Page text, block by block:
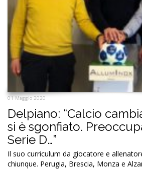
01 Maggio 2020
Delpiano: “Calcio
si è sgonfiato.
Serie D…”
Il suo curriculum da giocatore e
chiunque. Perugia, Brescia, Monza e